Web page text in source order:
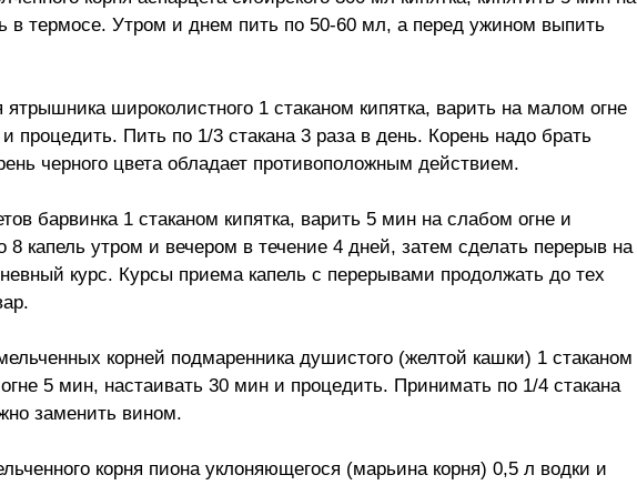
в термосе. Утром и днем пить по 50-60 мл, а перед ужином выпить
широколистного 1 стаканом кипятка, варить на малом огне
процедить. Пить по 1/3 стакана 3 раза в день. Корень надо брать
черного цвета обладает противоположным действием.
барвинка 1 стаканом кипятка, варить 5 мин на слабом огне и
8 капель утром и вечером в течение 4 дней, затем сделать перерыв на
курс. Курсы приема капель с перерывами продолжать до тех
корней подмаренника душистого (желтой кашки) 1 стаканом
5 мин, настаивать 30 мин и процедить. Принимать по 1/4 стакана
заменить вином.
корня пиона уклоняющегося (марьина корня) 0,5 л водки и